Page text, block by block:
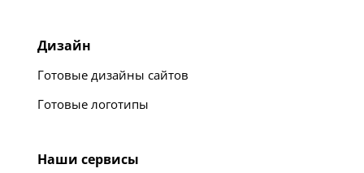
Дизайн
Готовые дизайны сайтов
Готовые логотипы
Наши сервисы